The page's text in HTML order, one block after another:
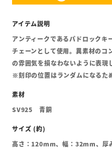
アンティークであるパドロックキ
チェーンとして使用。異素材のコ
の雰囲気を損なわないように表現
※刻印の位置はランダムになるた
SV925 青銅
高さ：120mm、幅：32mm、厚